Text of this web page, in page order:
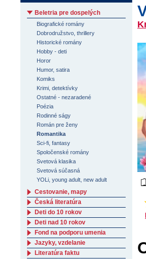
Beletria pre dospelých
Biografické romány
Dobrodružstvo, thrillery
Historické romány
Hobby - deti
Horor
Humor, satira
Komiks
Krimi, detektívky
Ostatné - nezaradené
Poézia
Rodinné ságy
Román pre ženy
Romantika
Sci-fi, fantasy
Spoločenské romány
Svetová klasika
Svetová súčasná
YOLi, young adult, new adult
Cestovanie, mapy
Česká literatúra
Deti do 10 rokov
Deti nad 10 rokov
Fond na podporu umenia
Jazyky, vzdelanie
Literatúra faktu